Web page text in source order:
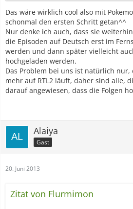
Das wäre wirklich cool also mit
schonmal den ersten Schritt getan^^
Nur denke ich auch, dass sie
die Episoden auf Deutsch erst im
werden und dann später vielleicht
hochgeladen werden.
Das Problem bei uns ist natürlich nur,
mehr auf RTL2 läuft, daher sind alle,
darauf angewiesen, dass die Folgen
Alaiya
Gast
20. Juni 2013
Zitat von Flurmimon